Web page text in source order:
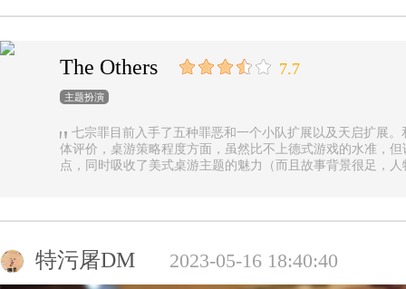
The Others 7.7
主题扮演
七宗罪目前入手了五种罪恶和一个小队扩展以及天启扩展
体评价，桌游策略程度方面，虽然比不上德式游戏的水准，
点，同时吸收了美式桌游主题的魅力（而且故事背景很足，
事推进，化身降临，如若不慎，充满力量的化身必将索去英
罪恶中最有气势的，很不错，而作为拓展中的天启和天启四
特污屠DM 2023-05-16 18:40:40